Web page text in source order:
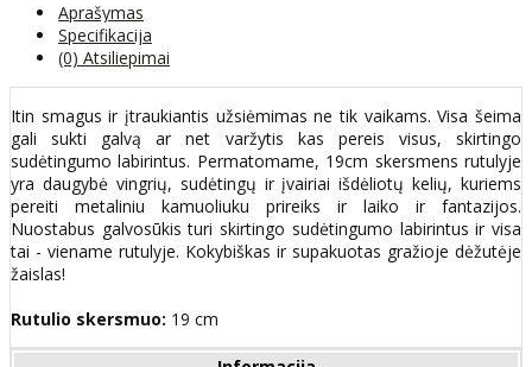
Aprašymas
Specifikacija
(0) Atsiliepimai
Itin smagus ir įtraukiantis užsiėmimas ne tik vaikams. Visa šeima
gali sukti galvą ar net varžytis kas pereis visus, skirtingo
sudėtingumo labirintus. Permatomame, 19cm skersmens rutulyje
yra daugybė vingrių, sudėtingų ir įvairiai išdėliotų kelių, kuriems
pereiti metaliniu kamuoliuku prireiks ir laiko ir fantazijos.
Nuostabus galvosūkis turi skirtingo sudėtingumo labirintus ir visa
tai - viename rutulyje. Kokybiškas ir supakuotas gražioje dėžutėje
žaislas!
Rutulio skersmuo: 19 cm